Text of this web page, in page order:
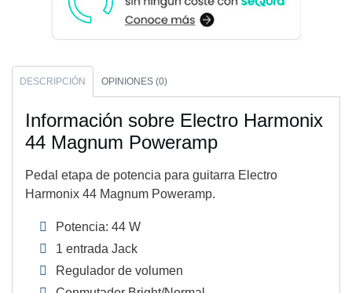
DESCRIPCIÓN OPINIONES (0)
Información sobre Electro Harmonix
44 Magnum Poweramp
Pedal etapa de potencia para guitarra Electro
Harmonix 44 Magnum Poweramp.
Potencia: 44 W
1 entrada Jack
Regulador de volumen